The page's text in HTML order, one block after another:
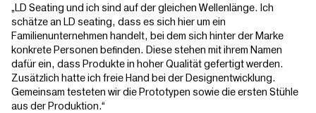
„LD Seating und ich sind auf der gleichen Wellenlänge. Ich
schätze an LD seating, dass es sich hier um ein
Familienunternehmen handelt, bei dem sich hinter der Marke
konkrete Personen befinden. Diese stehen mit ihrem Namen
dafür ein, dass Produkte in hoher Qualität gefertigt werden.
Zusätzlich hatte ich freie Hand bei der Designentwicklung.
Gemeinsam testeten wir die Prototypen sowie die ersten Stühle
aus der Produktion.“